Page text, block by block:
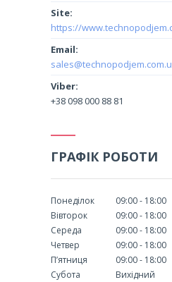
https://
+38 098 000 88 81
ГРАФІК РОБОТИ
Понеділок 09:00
18:00
Вівторок
09:00
18:00
Середа
09:00
18:00
Четвер
09:00
18:00
Пʼятниця
09:00
18:00
Субота
Вихідний